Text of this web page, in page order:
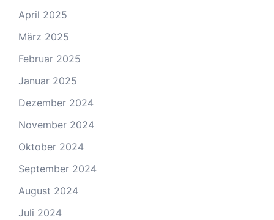
April 2025
März 2025
Februar 2025
Januar 2025
Dezember 2024
November 2024
Oktober 2024
September 2024
August 2024
Juli 2024